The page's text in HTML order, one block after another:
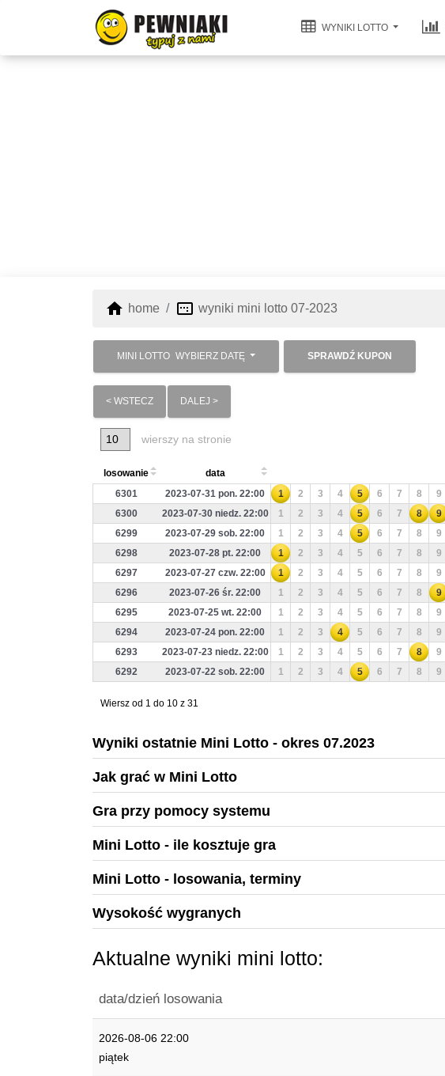
WYNIKI LOTTO
home home image_aspect_ratio wyniki mini lotto 07-2023
MINI LOTTO WYBIERZ DATĘ SPRAWDŹ KUPON
< WSTECZ DALEJ >
wierszy na stronie
losowanie
data
6301
2023-07-31 pon. 22:00 1 2 3 4 5 6 7 8 9
6300
2023-07-30 niedz. 22:00 1 2 3 4 5 6 7 8 9
6299
2023-07-29 sob. 22:00 1 2 3 4 5 6 7 8 9
6298
2023-07-28 pt. 22:00 1 2 3 4 5 6 7 8 9
6297
2023-07-27 czw. 22:00 1 2 3 4 5 6 7 8 9
6296
2023-07-26 śr. 22:00 1 2 3 4 5 6 7 8 9
6295
2023-07-25 wt. 22:00 1 2 3 4 5 6 7 8 9
6294
2023-07-24 pon. 22:00 1 2 3 4 5 6 7 8 9
6293
2023-07-23 niedz. 22:00 1 2 3 4 5 6 7 8 9
6292
2023-07-22 sob. 22:00 1 2 3 4 5 6 7 8 9
Wiersz od 1 do 10 z 31
Wyniki ostatnie Mini Lotto - okres 07.2023
Jak grać w Mini Lotto
Gra przy pomocy systemu
Mini Lotto - ile kosztuje gra
Mini Lotto - losowania, terminy
Wysokość wygranych
Aktualne wyniki mini lotto:
data/dzień losowania
2026-08-06 22:00
piątek